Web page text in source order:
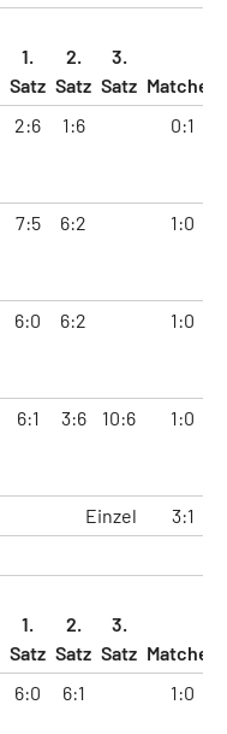
1.
Satz
2.
Satz
3.
Satz Matches
2:6 1:6 0:1
7:5 6:2 1:0
6:0 6:2 1:0
6:1 3:6 10:6 1:0
Einzel
3:1
1.
Satz
2.
Satz
3.
Satz Matches
6:0 6:1 1:0